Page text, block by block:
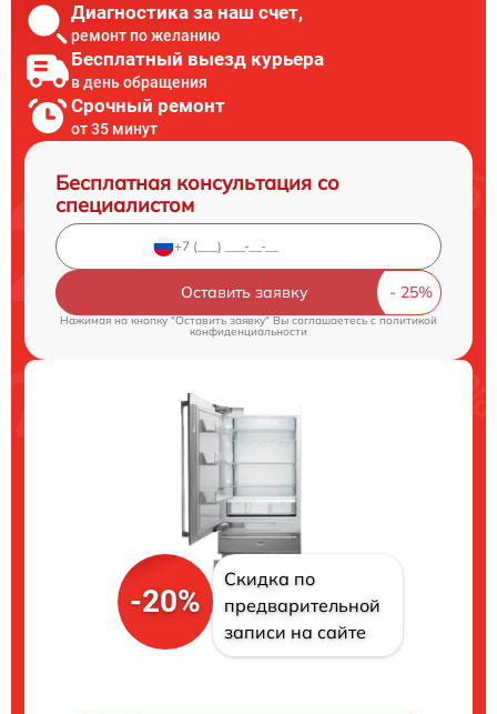
Диагностика за наш счет,
ремонт по желанию
Бесплатный выезд курьера
в день обращения
Срочный ремонт
от 35 минут
Бесплатная консультация со
специалистом
Оставить заявку
Нажимая на кнопку "Оставить заявку" Вы соглашаетесь cполитикой
конфиденциальности
-20%
Скидка по
предварительной
записи на сайте